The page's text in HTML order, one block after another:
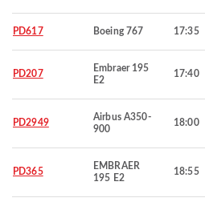
PD617 Boeing 767 17:35
PD207
Embraer 195
E2
17:40
PD2949
Airbus A350-
900
18:00
PD365
EMBRAER
195 E2
18:55